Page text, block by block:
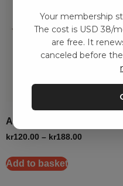
Afrikansk elefant – hane
kr120.00 – kr188.00
Add to basket
Your membership
The cost is USD 38/
are free. It
canceled before